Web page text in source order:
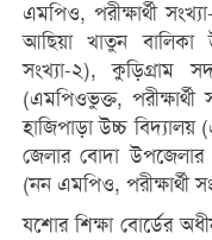
এমপিও, পরীক্ষার্থী
আছিয়া খাতুন বালিকা
সংখ্যা-২), কুড়িগ্রাম
(এমপিওভুক্ত,
হাজিপাড়া উচ্চ বিদ্যালয়
জেলার বোদা উপজেলার
(নন এমপিও, পরীক্ষার্থী
যশোর শিক্ষা বোর্ডের